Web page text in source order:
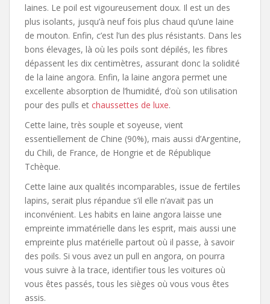
laines. Le poil est vigoureusement doux. Il est un des
plus isolants, jusqu’à neuf fois plus chaud qu’une laine
de mouton. Enfin, c’est l’un des plus résistants. Dans les
bons élevages, là où les poils sont dépilés, les fibres
dépassent les dix centimètres, assurant donc la solidité
de la laine angora. Enfin, la laine angora permet une
excellente absorption de l’humidité, d’où son utilisation
pour des pulls et chaussettes de luxe.
Cette laine, très souple et soyeuse, vient
essentiellement de Chine (90%), mais aussi d’Argentine,
du Chili, de France, de Hongrie et de République
Tchèque.
Cette laine aux qualités incomparables, issue de fertiles
lapins, serait plus répandue s’il elle n’avait pas un
inconvénient. Les habits en laine angora laisse une
empreinte immatérielle dans les esprit, mais aussi une
empreinte plus matérielle partout où il passe, à savoir
des poils. Si vous avez un pull en angora, on pourra
vous suivre à la trace, identifier tous les voitures où
vous êtes passés, tous les sièges où vous vous êtes
assis.